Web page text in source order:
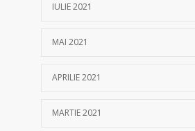
IULIE 2021
MAI 2021
APRILIE 2021
MARTIE 2021